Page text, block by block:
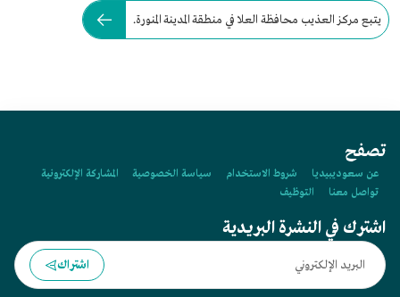
يتبع مركز العذيب محافظة العلا في منطقة المدينة المنورة.
تصفح
عن سعوديبيديا شروط الاستخدام سياسة الخصوصية
المشاركة الإلكترونية
تواصل معنا
التوظيف
اشترك في النشرة البريدية
اشتراك